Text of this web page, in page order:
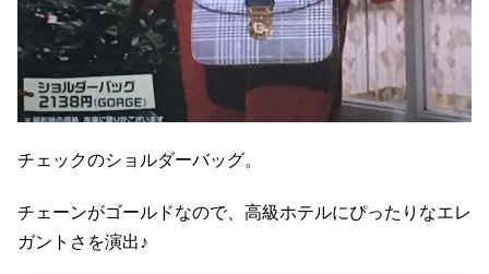
チェックのショルダーバッグ。
チェーンがゴールドなので、高級ホテルにぴったりなエレ
ガントさを演出♪